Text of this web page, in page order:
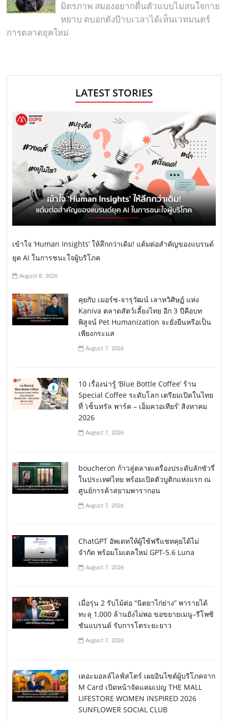
มิตรภาพ สมองอยากตื่นตัวแบบไม่สนใจกาย
หยาบ ตบอกดังป๊าบเวลาได้เห็นเวทมนตร์
การตลาดยุคใหม่
LATEST STORIES
เข้าใจ ‘Human Insights’ ให้ลึกกว่าเดิม! แต้มต่อสำคัญของแบรนด์
ยุค AI ในการชนะใจผู้บริโภค
August 8, 2026
คุยกับ เมอร์ซ-จารุวัฒน์ เลาหวิศิษฏ์ แห่ง
Kaniva ตลาดสัตว์เลี้ยงไทย อีก 3 ปีคือบท
พิสูจน์ Pet Humanization จะยั่งยืนหรือเป็น
เพียงกระแส
August 7, 2026
10 เรื่องน่ารู้ ‘Blue Bottle Coffee’ ร้าน
Special Coffee ระดับโลก เตรียมเปิดในไทย
ที่ ‘เซ็นทรัล พาร์ค – เอ็มควอเทียร์’ สิงหาคม
2026
August 7, 2026
boucheron ก้าวสู่ตลาดเครื่องประดับลักชัวรี่
ในประเทศไทย พร้อมเปิดตัวบูติกแห่งแรก ณ
ศูนย์การค้าสยามพารากอน
August 7, 2026
ChatGPT อัพเดทให้ผู้ใช้ฟรีแชทคุยได้ไม่
จำกัด พร้อมโมเดลใหม่ GPT-5.6 Luna
August 7, 2026
เมื่อรุ่น 2 รับไม้ต่อ “นิตยาไก่ย่าง” พารายได้
ทะลุ 1,000 ล้านยังไม่พอ ขอขยายเมนู–รีโพซิ
ชันแบรนด์ รับการโตระยะยาว
August 7, 2026
เดอะมอลล์ไลฟ์สโตร์ เผยอินไซต์ผู้บริโภคจาก
M Card เปิดหน้าจัดแคมเปญ THE MALL
LIFESTORE WOMEN INSPIRED 2026
SUNFLOWER SOCIAL CLUB